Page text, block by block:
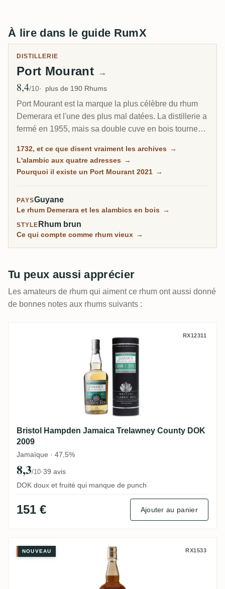
À lire dans le guide RumX
DISTILLERIE
Port Mourant →
Note moyenne
8,4/10 plus de 190 Rhums
Port Mourant est la marque la plus célèbre du rhum
Demerara et l'une des plus mal datées. La distillerie a
fermé en 1955, mais sa double cuve en bois tourne
du rhum Port Mourant distillé en 2021. Ce que tu ne
peux pas acheter, c'est quoi que ce soit distillé
1732, et ce que disent vraiment les archives →
L'alambic aux quatre adresses →
Pourquoi il existe un Port Mourant 2021 →
PAYSGuyane
Le rhum Demerara et les alambics en bois →
STYLE Rhum brun
Ce qui compte comme rhum vieux →
Tu peux aussi apprécier
Les amateurs de rhum qui aiment ce rhum ont aussi donné
de bonnes notes aux rhums suivants :
Bristol Hampden Jamaica Trelawney
RX12311
Bristol Hampden Jamaica Trelawney County DOK
2009
Jamaïque · 47,5%
8,3/10·39 avis
DOK doux et fruité qui manque de punch
151 € Ajouter au panier
Bristol Uitvlugt (Port Mourant) Port
NOUVEAU RX1533